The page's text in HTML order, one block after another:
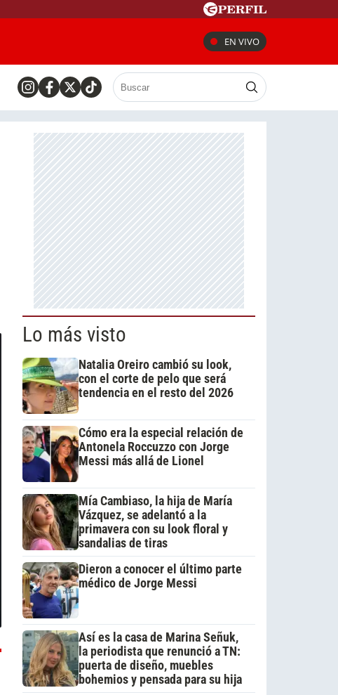
EN VIVO
Lo más visto
Natalia Oreiro cambió su look,
con el corte de pelo que será
tendencia en el resto del 2026
Cómo era la especial relación de
Antonela Roccuzzo con Jorge
Messi más allá de Lionel
Mía Cambiaso, la hija de María
Vázquez, se adelantó a la
primavera con su look floral y
sandalias de tiras
Dieron a conocer el último parte
médico de Jorge Messi
Así es la casa de Marina Señuk,
la periodista que renunció a TN:
puerta de diseño, muebles
bohemios y pensada para su hija